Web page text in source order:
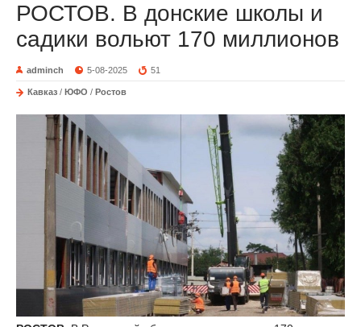
РОСТОВ. В донские школы и
садики вольют 170 миллионов
adminch 5-08-2025 51
Кавказ / ЮФО / Ростов